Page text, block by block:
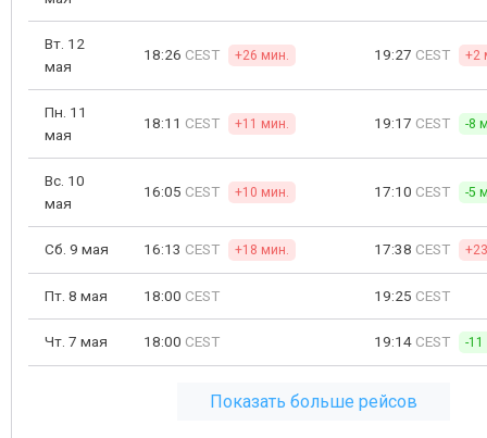
Вт. 12
мая
18:26 CEST +26 мин. 19:27 CEST +2
Пн. 11
мая
18:11 CEST +11 мин. 19:17 CEST -8
Вс. 10
мая
16:05 CEST +10 мин. 17:10 CEST -5
Сб. 9 мая 16:13 CEST +18 мин. 17:38 CEST
Пт. 8 мая 18:00 CEST 19:25 CEST
Чт. 7 мая 18:00 CEST 19:14 CEST -
Показать больше рейсов